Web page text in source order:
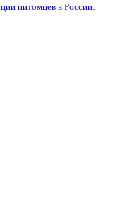
питомцев в России: